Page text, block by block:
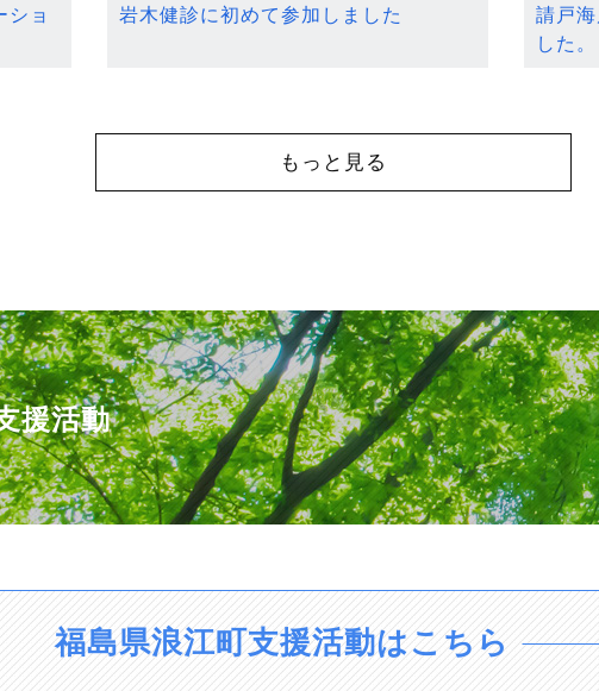
ショ
岩木健診に初めて参加しました
請戸
した。
もっと見る
援活動
福島県浪江町支援活動はこちら